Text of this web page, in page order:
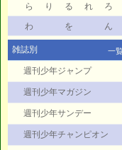
ら
り る れ
ろ
わ
を ん
雑誌別 一
週刊少年ジャンプ
週刊少年マガジン
週刊少年サンデー
週刊少年チャンピオン